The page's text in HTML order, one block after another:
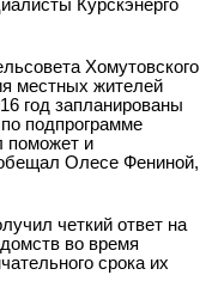
Курскэнерго
Хомутовского
местных жителей
год запланированы
подпрограмме
поможет и
Олесе Фениной,
четкий ответ на
во время
срока их